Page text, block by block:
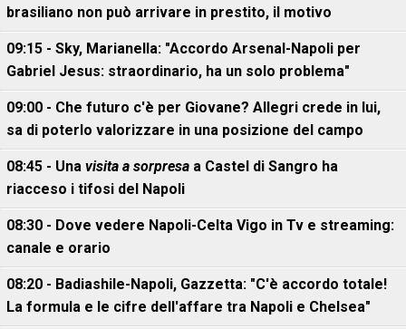
brasiliano non può arrivare in prestito, il motivo
09:15 - Sky, Marianella: "Accordo Arsenal-Napoli per
Gabriel Jesus: straordinario, ha un solo problema"
09:00 - Che futuro c'è per Giovane? Allegri crede in lui,
sa di poterlo valorizzare in una posizione del campo
08:45 - Una visita a sorpresa a Castel di Sangro ha
riacceso i tifosi del Napoli
08:30 - Dove vedere Napoli-Celta Vigo in Tv e streaming:
canale e orario
08:20 - Badiashile-Napoli, Gazzetta: "C'è accordo totale!
La formula e le cifre dell'affare tra Napoli e Chelsea"